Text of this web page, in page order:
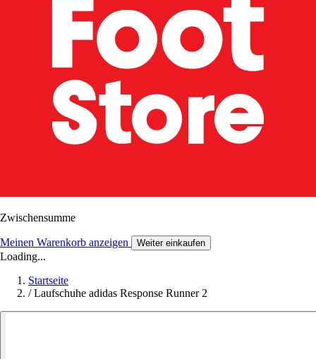
Zwischensumme
Meinen Warenkorb anzeigen Weiter einkaufen
Loading...
Startseite
/ Laufschuhe adidas Response Runner 2